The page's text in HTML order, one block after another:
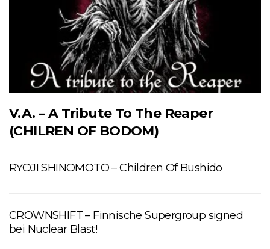
V.A. – A Tribute To The Reaper
(CHILREN OF BODOM)
RYOJI SHINOMOTO – Children Of Bushido
CROWNSHIFT – Finnische Supergroup signed
bei Nuclear Blast!